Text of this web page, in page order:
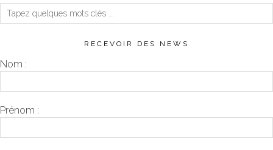
RECEVOIR DES NEWS
Nom :
Prénom :